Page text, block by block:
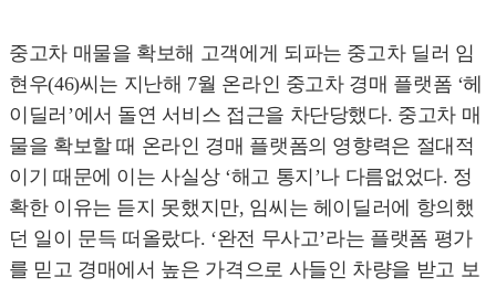
중고차 매물을 확보해 고객에게 되파는 중고차 딜러 임
현우(46)씨는 지난해 7월 온라인 중고차 경매 플랫폼 ‘헤
이딜러’에서 돌연 서비스 접근을 차단당했다. 중고차 매
물을 확보할 때 온라인 경매 플랫폼의 영향력은 절대적
이기 때문에 이는 사실상 ‘해고 통지’나 다름없었다. 정
확한 이유는 듣지 못했지만, 임씨는 헤이딜러에 항의했
던 일이 문득 떠올랐다. ‘완전 무사고’라는 플랫폼 평가
를 믿고 경매에서 높은 가격으로 사들인 차량을 받고 보